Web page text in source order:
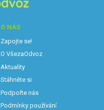
O NÁS
Zapojte se!
O VšezaOdvoz
Aktuality
Stáhněte si
Podpořte nás
Podmínky používání